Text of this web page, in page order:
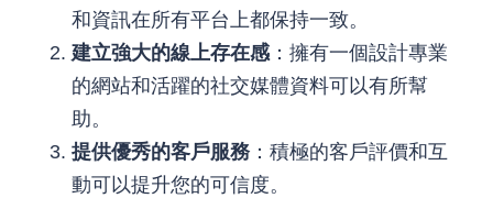
和資訊在所有平台上都保持一致。
建立強大的線上存在感：擁有一個設計專業
的網站和活躍的社交媒體資料可以有所幫
助。
提供優秀的客戶服務 ：積極的客戶評價和互
動可以提升您的可信度。